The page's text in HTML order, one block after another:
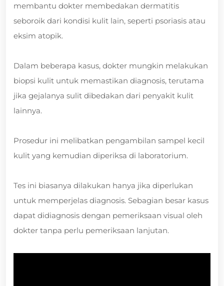
membantu dokter membedakan dermatitis
seboroik dari kondisi kulit lain, seperti psoriasis atau
eksim atopik.
Dalam beberapa kasus, dokter mungkin melakukan
biopsi kulit untuk memastikan diagnosis, terutama
jika gejalanya sulit dibedakan dari penyakit kulit
lainnya.
Prosedur ini melibatkan pengambilan sampel kecil
kulit yang kemudian diperiksa di laboratorium.
Tes ini biasanya dilakukan hanya jika diperlukan
untuk memperjelas diagnosis. Sebagian besar kasus
dapat didiagnosis dengan pemeriksaan visual oleh
dokter tanpa perlu pemeriksaan lanjutan.